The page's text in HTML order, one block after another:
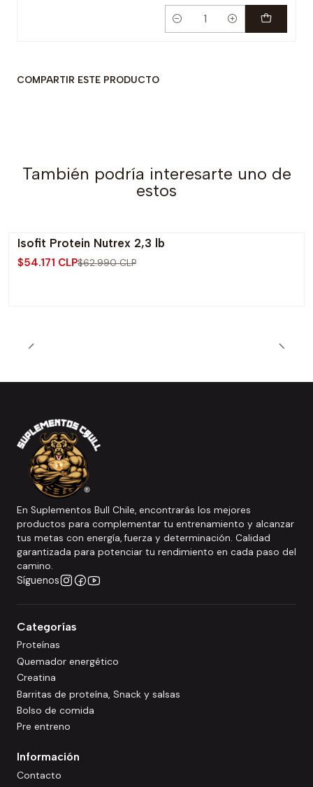
Cantidad
COMPARTIR ESTE PRODUCTO
También podría interesarte uno de
estos
-14% OFF
Agotado
Isofit Protein Nutrex 2,3 lb
$54.171 CLP$62.990 CLP
En Suplementos Bull Chile, encontrarás los mejores
productos para complementar tu entrenamiento y alcanzar
tus metas con energía, fuerza y determinación. Calidad
garantizada para potenciar tu rendimiento en cada paso del
camino.
Síguenos
Categorías
Proteínas
Quemador energético
Creatina
Barritas de proteína, Snack y salsas
Bolso de comida
Pre entreno
Información
Contacto